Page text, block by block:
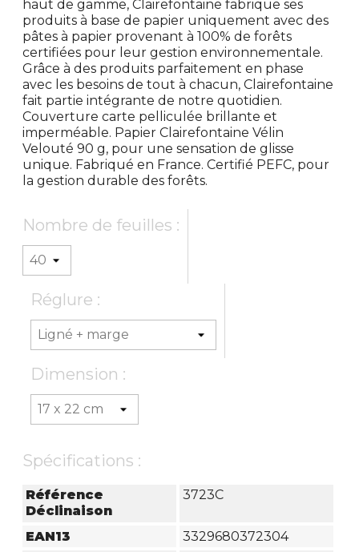
haut de gamme, Clairefontaine fabrique ses
produits à base de papier uniquement avec des
pâtes à papier provenant à 100% de forêts
certifiées pour leur gestion environnementale.
Grâce à des produits parfaitement en phase
avec les besoins de tout à chacun, Clairefontaine
fait partie intégrante de notre quotidien.
Couverture carte pelliculée brillante et
imperméable. Papier Clairefontaine Vélin
Velouté 90 g, pour une sensation de glisse
unique. Fabriqué en France. Certifié PEFC, pour
la gestion durable des forêts.
Nombre de feuilles :
Réglure :
Dimension :
Spécifications :
Référence
Déclinaison
3723C
EAN13
3329680372304